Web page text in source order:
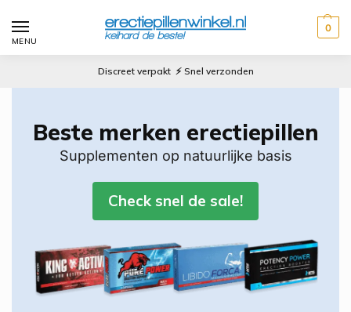
MENU
0
Discreet verpakt ⚡ Snel verzonden
Beste merken erectiepillen
Supplementen op natuurlijke basis
Check snel de sale!